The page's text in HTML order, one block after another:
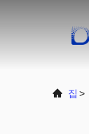
집 >